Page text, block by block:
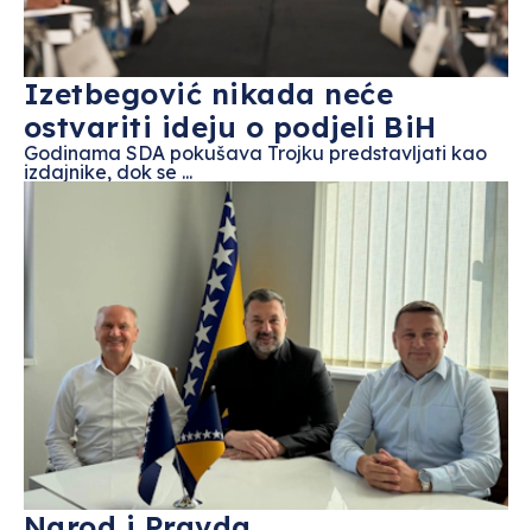
Izetbegović nikada neće
ostvariti ideju o podjeli BiH
Godinama SDA pokušava Trojku predstavljati kao
izdajnike, dok se ...